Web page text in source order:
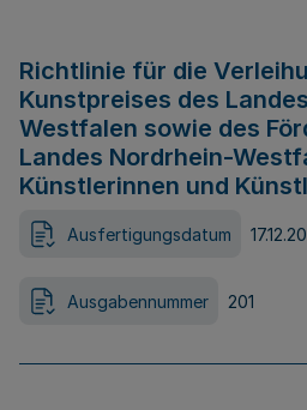
Richtlinie für die
Kunstpreises des
Westfalen sowie des
Landes Nordrhein-
Künstlerinnen und
Ausfertigungsdatum
Ausgabennummer 201